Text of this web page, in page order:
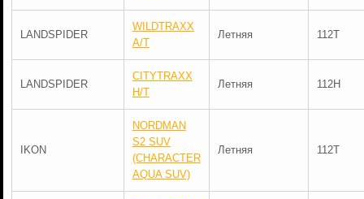
LANDSPIDER
WILDTRAXX
A/T
Летняя 112T
LANDSPIDER
CITYTRAXX
H/T
Летняя 112H
IKON
NORDMAN
S2 SUV
(CHARACTER
AQUA SUV)
Летняя 112T